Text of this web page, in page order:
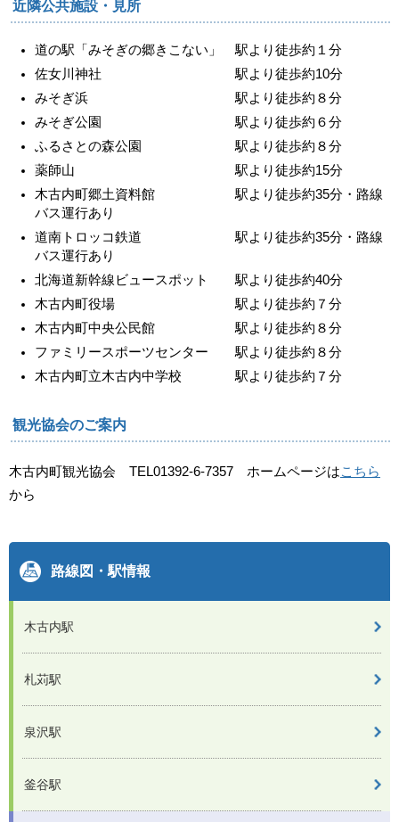
近隣公共施設・見所
道の駅「みそぎの郷きこない」 駅より徒歩約１分
佐女川神社 駅より徒歩約10分
みそぎ浜 駅より徒歩約８分
みそぎ公園 駅より徒歩約６分
ふるさとの森公園 駅より徒歩約８分
薬師山 駅より徒歩約15分
木古内町郷土資料館 駅より徒歩約35分・路線
バス運行あり
道南トロッコ鉄道 駅より徒歩約35分・路線
バス運行あり
北海道新幹線ビュースポット 駅より徒歩約40分
木古内町役場 駅より徒歩約７分
木古内町中央公民館 駅より徒歩約８分
ファミリースポーツセンター 駅より徒歩約８分
木古内町立木古内中学校 駅より徒歩約７分
観光協会のご案内
木古内町観光協会 TEL01392-6-7357 ホームページはこちら
から
路線図・駅情報
木古内駅
札苅駅
泉沢駅
釜谷駅